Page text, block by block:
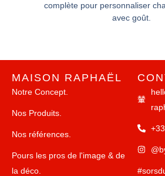
complète pour personnaliser
avec goût.
MAISON RAPHAËL
Notre Concept.
Nos Produits.
Nos références.
Pours les pros de l'image & de
la déco.